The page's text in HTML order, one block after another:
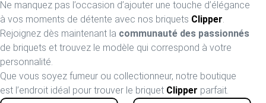
Ne manquez pas l’occasion d’ajouter une touche d’élégance
à vos moments de détente avec nos briquets Clipper.
Rejoignez dès maintenant la communauté des passionnés
de briquets et trouvez le modèle qui correspond à votre
personnalité.
Que vous soyez fumeur ou collectionneur, notre boutique
est l’endroit idéal pour trouver le briquet Clipper parfait.